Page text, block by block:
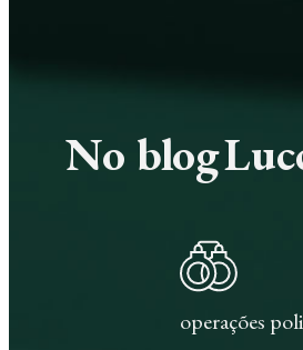
No blog
operações